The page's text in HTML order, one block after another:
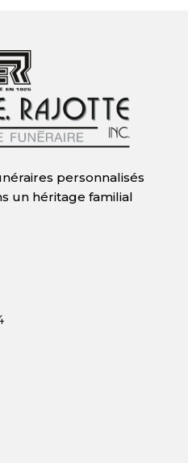
personnalisés
un héritage familial